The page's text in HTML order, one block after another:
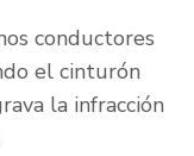
conductores
el cinturón
la infracción